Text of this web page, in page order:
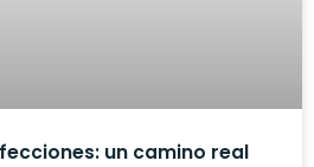
un camino real